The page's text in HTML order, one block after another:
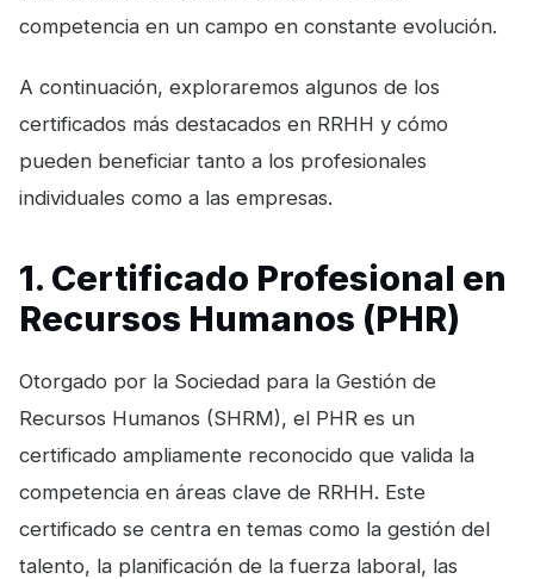
competencia en un campo en constante evolución.
A continuación, exploraremos algunos de los
certificados más destacados en RRHH y cómo
pueden beneficiar tanto a los profesionales
individuales como a las empresas.
1. Certificado Profesional en
Recursos Humanos (PHR)
Otorgado por la Sociedad para la Gestión de
Recursos Humanos (SHRM), el PHR es un
certificado ampliamente reconocido que valida la
competencia en áreas clave de RRHH. Este
certificado se centra en temas como la gestión del
talento, la planificación de la fuerza laboral, las